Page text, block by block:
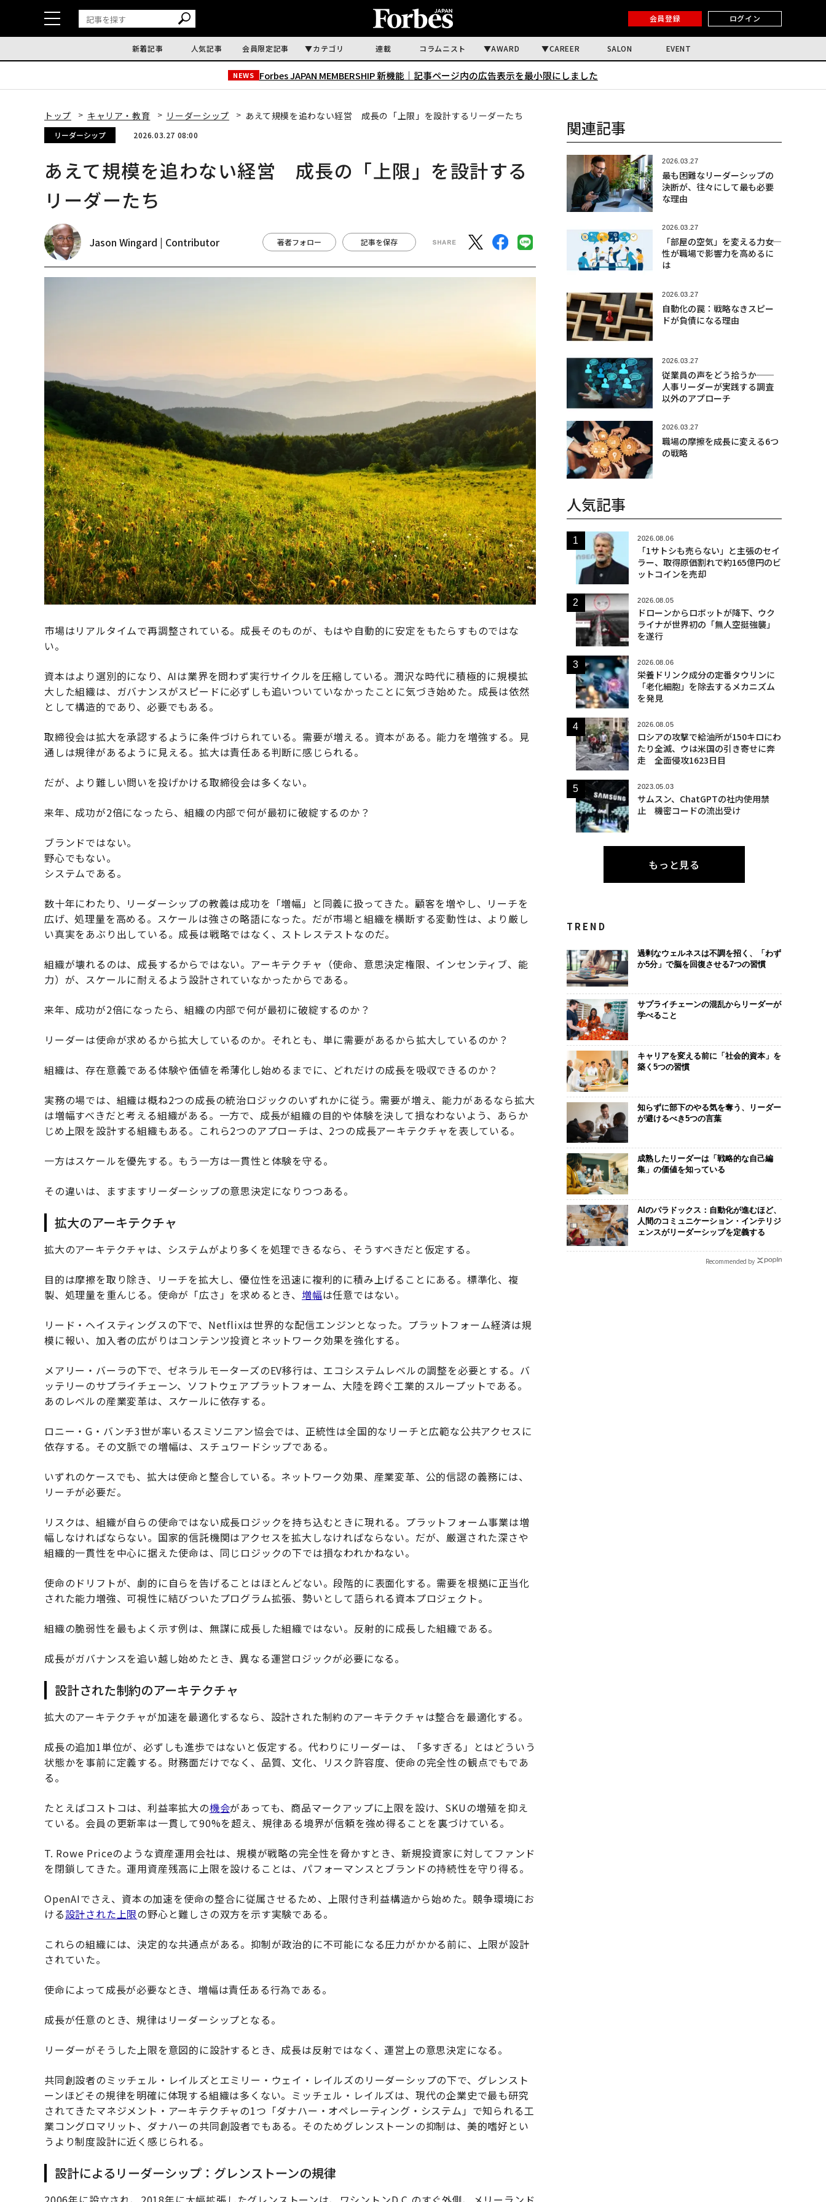
会員登録 ログイン
新着記事 人気記事 会員限定記事 カテゴリ 連載 コラムニスト AWARD CAREER SALON EVENT
NEWS Forbes JAPAN MEMBERSHIP 新機能｜ 記事ページ内の広告表示を最小限にしました
トップ キャリア・教育 リーダーシップ あえて規模を追わない経営 成長の「上限」を設計するリーダーたち
リーダーシップ 2026.03.27 08:00
あえて規模を追わない経営 成長の「上限」を設計する
リーダーたち
Jason Wingard | Contributor 著者フォロー 記事を保存
市場はリアルタイムで再調整されている。成長そのものが、もはや自動的に安定をもたらすものではな
い。
資本はより選別的になり、AIは業界を問わず実行サイクルを圧縮している。潤沢な時代に積極的に規模拡
大した組織は、ガバナンスがスピードに必ずしも追いついていなかったことに気づき始めた。成長は依然
として構造的であり、必要でもある。
取締役会は拡大を承認するように条件づけられている。需要が増える。資本がある。能力を増強する。見
通しは規律があるように見える。拡大は責任ある判断に感じられる。
だが、より難しい問いを投げかける取締役会は多くない。
来年、成功が2倍になったら、組織の内部で何が最初に破綻するのか？
ブランドではない。
野心でもない。
システムである。
数十年にわたり、リーダーシップの教義は成功を「増幅」と同義に扱ってきた。顧客を増やし、リーチを
広げ、処理量を高める。スケールは強さの略語になった。だが市場と組織を横断する変動性は、より厳し
い真実をあぶり出している。成長は戦略ではなく、ストレステストなのだ。
組織が壊れるのは、成長するからではない。アーキテクチャ（使命、意思決定権限、インセンティブ、能
力）が、スケールに耐えるよう設計されていなかったからである。
来年、成功が2倍になったら、組織の内部で何が最初に破綻するのか？
リーダーは使命が求めるから拡大しているのか。それとも、単に需要があるから拡大しているのか？
組織は、存在意義である体験や価値を希薄化し始めるまでに、どれだけの成長を吸収できるのか？
実務の場では、組織は概ね2つの成長の統治ロジックのいずれかに従う。需要が増え、能力があるなら拡大
は増幅すべきだと考える組織がある。一方で、成長が組織の目的や体験を決して損なわないよう、あらか
じめ上限を設計する組織もある。これら2つのアプローチは、2つの成長アーキテクチャを表している。
一方はスケールを優先する。もう一方は一貫性と体験を守る。
その違いは、ますますリーダーシップの意思決定になりつつある。
拡大のアーキテクチャ
拡大のアーキテクチャは、システムがより多くを処理できるなら、そうすべきだと仮定する。
目的は摩擦を取り除き、リーチを拡大し、優位性を迅速に複利的に積み上げることにある。標準化、複
製、処理量を重んじる。使命が「広さ」を求めるとき、 増幅は任意ではない。
リード・ヘイスティングスの下で、Netflixは世界的な配信エンジンとなった。プラットフォーム経済は規
模に報い、加入者の広がりはコンテンツ投資とネットワーク効果を強化する。
メアリー・バーラの下で、ゼネラルモーターズのEV移行は、エコシステムレベルの調整を必要とする。バ
ッテリーのサプライチェーン、ソフトウェアプラットフォーム、大陸を跨ぐ工業的スループットである。
あのレベルの産業変革は、スケールに依存する。
ロニー・G・バンチ3世が率いるスミソニアン協会では、正統性は全国的なリーチと広範な公共アクセスに
依存する。その文脈での増幅は、スチュワードシップである。
いずれのケースでも、拡大は使命と整合している。ネットワーク効果、産業変革、公的信認の義務には、
リーチが必要だ。
リスクは、組織が自らの使命ではない成長ロジックを持ち込むときに現れる。プラットフォーム事業は増
幅しなければならない。国家的信託機関はアクセスを拡大しなければならない。だが、厳選された深さや
組織的一貫性を中心に据えた使命は、同じロジックの下では損なわれかねない。
使命のドリフトが、劇的に自らを告げることはほとんどない。段階的に表面化する。需要を根拠に正当化
された能力増強、可視性に結びついたプログラム拡張、勢いとして語られる資本プロジェクト。
組織の脆弱性を最もよく示す例は、無謀に成長した組織ではない。反射的に成長した組織である。
成長がガバナンスを追い越し始めたとき、異なる運営ロジックが必要になる。
設計された制約のアーキテクチャ
拡大のアーキテクチャが加速を最適化するなら、設計された制約のアーキテクチャは整合を最適化する。
成長の追加1単位が、必ずしも進歩ではないと仮定する。代わりにリーダーは、「多すぎる」とはどういう
状態かを事前に定義する。財務面だけでなく、品質、文化、リスク許容度、使命の完全性の観点でもであ
る。
たとえばコストコは、利益率拡大の機会があっても、商品マークアップに上限を設け、SKUの増殖を抑え
ている。会員の更新率は一貫して90%を超え、規律ある境界が信頼を強め得ることを裏づけている。
T. Rowe Priceのような資産運用会社は、規模が戦略の完全性を脅かすとき、新規投資家に対してファンド
を閉鎖してきた。運用資産残高に上限を設けることは、パフォーマンスとブランドの持続性を守り得る。
OpenAIでさえ、資本の加速を使命の整合に従属させるため、上限付き利益構造から始めた。競争環境にお
ける設計された上限の野心と難しさの双方を示す実験である。
これらの組織には、決定的な共通点がある。抑制が政治的に不可能になる圧力がかかる前に、上限が設計
されていた。
使命によって成長が必要なとき、増幅は責任ある行為である。
成長が任意のとき、規律はリーダーシップとなる。
リーダーがそうした上限を意図的に設計するとき、成長は反射ではなく、運営上の意思決定になる。
共同創設者のミッチェル・レイルズとエミリー・ウェイ・レイルズのリーダーシップの下で、グレンスト
ーンほどその規律を明確に体現する組織は多くない。ミッチェル・レイルズは、現代の企業史で最も研究
されてきたマネジメント・アーキテクチャの1つ「ダナハー・オペレーティング・システム」で知られる工
業コングロマリット、ダナハーの共同創設者でもある。そのためグレンストーンの抑制は、美的嗜好とい
うより制度設計に近く感じられる。
設計によるリーダーシップ：グレンストーンの規律
関連記事
2026.03.27
最も困難なリーダーシップの
決断が、往々にして最も必要
な理由
2026.03.27
「部屋の空気」を変える力――女
性が職場で影響力を高めるに
は
2026.03.27
自動化の罠：戦略なきスピー
ドが負債になる理由
2026.03.27
従業員の声をどう拾うか──
人事リーダーが実践する調査
以外のアプローチ
2026.03.27
職場の摩擦を成長に変える6つ
の戦略
人気記事
2026.08.06
「1サトシも売らない」と主張のセイ
ラー、取得原価割れで約165億円のビ
ットコインを売却
2026.08.05
ドローンからロボットが降下、ウク
ライナが世界初の「無人空挺強襲」
を遂行
2026.08.06
栄養ドリンク成分の定番タウリンに
「老化細胞」を除去するメカニズム
を発見
2026.08.05
ロシアの攻撃で給油所が150キロにわ
たり全滅、ウは米国の引き寄せに奔
走 全面侵攻1623日目
2023.05.03
サムスン、ChatGPTの社内使用禁
止 機密コードの流出受け
もっと見る
TREND
過剰なウェルネスは不調を招く、「わず
か5分」で脳を回復させる7つの習慣
サプライチェーンの混乱からリーダーが
学べること
キャリアを変える前に「社会的資本」を
築く5つの習慣
知らずに部下のやる気を奪う、リーダー
が避けるべき5つの言葉
成熟したリーダーは「戦略的な自己編
集」の価値を知っている
AIのパラドックス：自動化が進むほど、
人間のコミュニケーション・インテリジ
ェンスがリーダーシップを定義する
Recommended by